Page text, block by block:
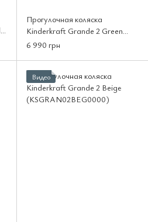
Прогулочная коляска
Kinderkraft Grande 2 Green
(KSGRAN02GRE0000)
6 990 грн
Видео